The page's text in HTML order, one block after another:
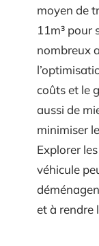
moyen de
11m³ pour
nombreux
coûts et le
aussi de
minimiser
Explorer
véhicule
et à rendre